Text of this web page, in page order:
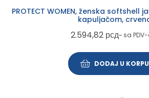
PROTECT WOMEN, ženska softshell
kapuljačom,
2.594,82 рсд~ sa
DODAJ U KORPU